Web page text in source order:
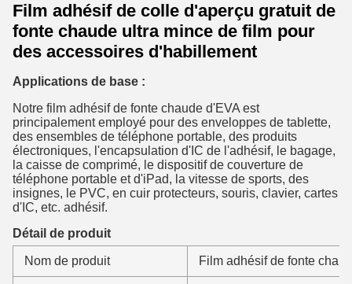
Film adhésif de colle d'aperçu gratuit de
fonte chaude ultra mince de film pour
des accessoires d'habillement
Applications de base :
Notre film adhésif de fonte chaude d'EVA est
principalement employé pour des enveloppes de tablette,
des ensembles de téléphone portable, des produits
électroniques, l'encapsulation d'IC de l'adhésif, le bagage,
la caisse de comprimé, le dispositif de couverture de
téléphone portable et d'iPad, la vitesse de sports, des
insignes, le PVC, en cuir protecteurs, souris, clavier, cartes
d'IC, etc. adhésif.
Détail de produit
Nom de produit Film adhésif de fonte